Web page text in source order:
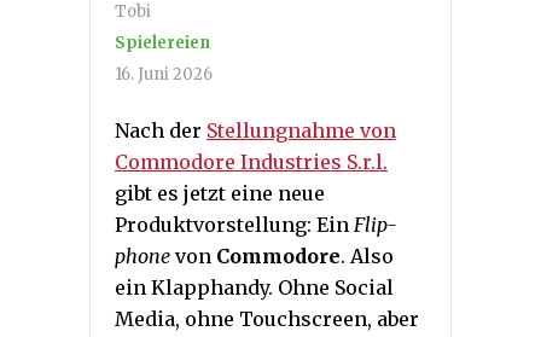
Tobi
Spielereien
16. Juni 2026
Nach der Stellungnahme von
Commodore Industries S.r.l.
gibt es jetzt eine neue
Produktvorstellung: Ein Flip-
phone von Commodore. Also
ein Klapphandy. Ohne Social
Media, ohne Touchscreen, aber